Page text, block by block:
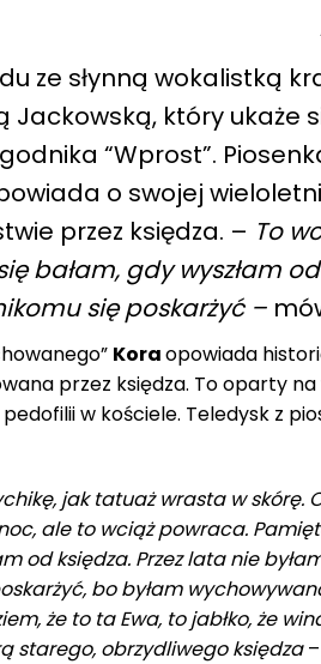
ze słynną wokalistką
Jackowską, który ukaże
“Wprost”.
o swojej
przez księdza. – To
bałam, gdy wyszłam od
się poskarżyć –
Koraopowiada
przez księdza. To oparty na
w kościele. Teledysk z
jak tatuaż wrasta w skórę.
ale to wciąż powraca.
od księdza. Przez lata nie
bo byłam
że to ta Ewa, to jabłko, że
starego, obrzydliwego księdza